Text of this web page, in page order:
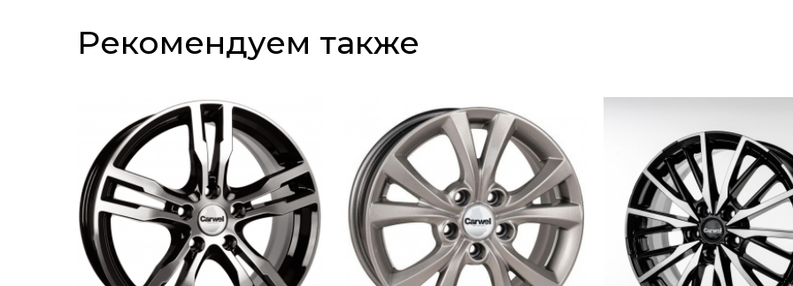
Рекомендуем также